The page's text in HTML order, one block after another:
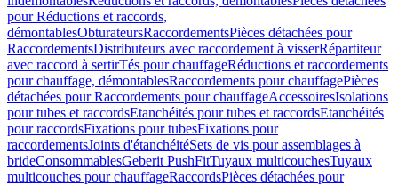
pour Réductions et raccords,
démontablesObturateursRaccordementsPièces détachées pour
RaccordementsDistributeurs avec raccordement à visserRépartiteur
avec raccord à sertirTés pour chauffageRéductions et raccordements
pour chauffage, démontablesRaccordements pour chauffagePièces
détachées pour Raccordements pour chauffageAccessoiresIsolations
pour tubes et raccordsEtanchéités pour tubes et raccordsEtanchéités
pour raccordsFixations pour tubesFixations pour
raccordementsJoints d'étanchéitéSets de vis pour assemblages à
brideConsommablesGeberit PushFitTuyaux multicouchesTuyaux
multicouches pour chauffageRaccordsPièces détachées pour